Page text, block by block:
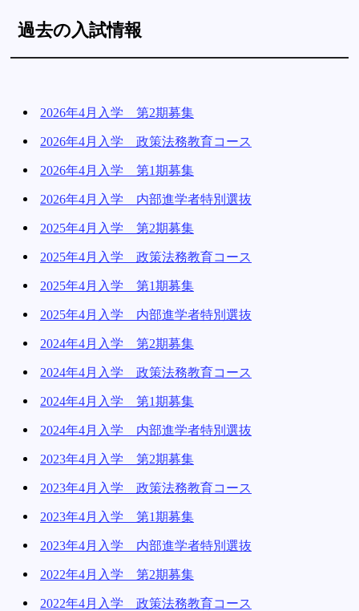
過去の入試情報
2026年4月入学 第2期募集
2026年4月入学 政策法務教育コース
2026年4月入学 第1期募集
2026年4月入学 内部進学者特別選抜
2025年4月入学 第2期募集
2025年4月入学 政策法務教育コース
2025年4月入学 第1期募集
2025年4月入学 内部進学者特別選抜
2024年4月入学 第2期募集
2024年4月入学 政策法務教育コース
2024年4月入学 第1期募集
2024年4月入学 内部進学者特別選抜
2023年4月入学 第2期募集
2023年4月入学 政策法務教育コース
2023年4月入学 第1期募集
2023年4月入学 内部進学者特別選抜
2022年4月入学 第2期募集
2022年4月入学 政策法務教育コース